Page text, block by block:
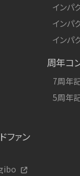
インパ
インパ
インパ
周年コ
7周年
5周年
ファン